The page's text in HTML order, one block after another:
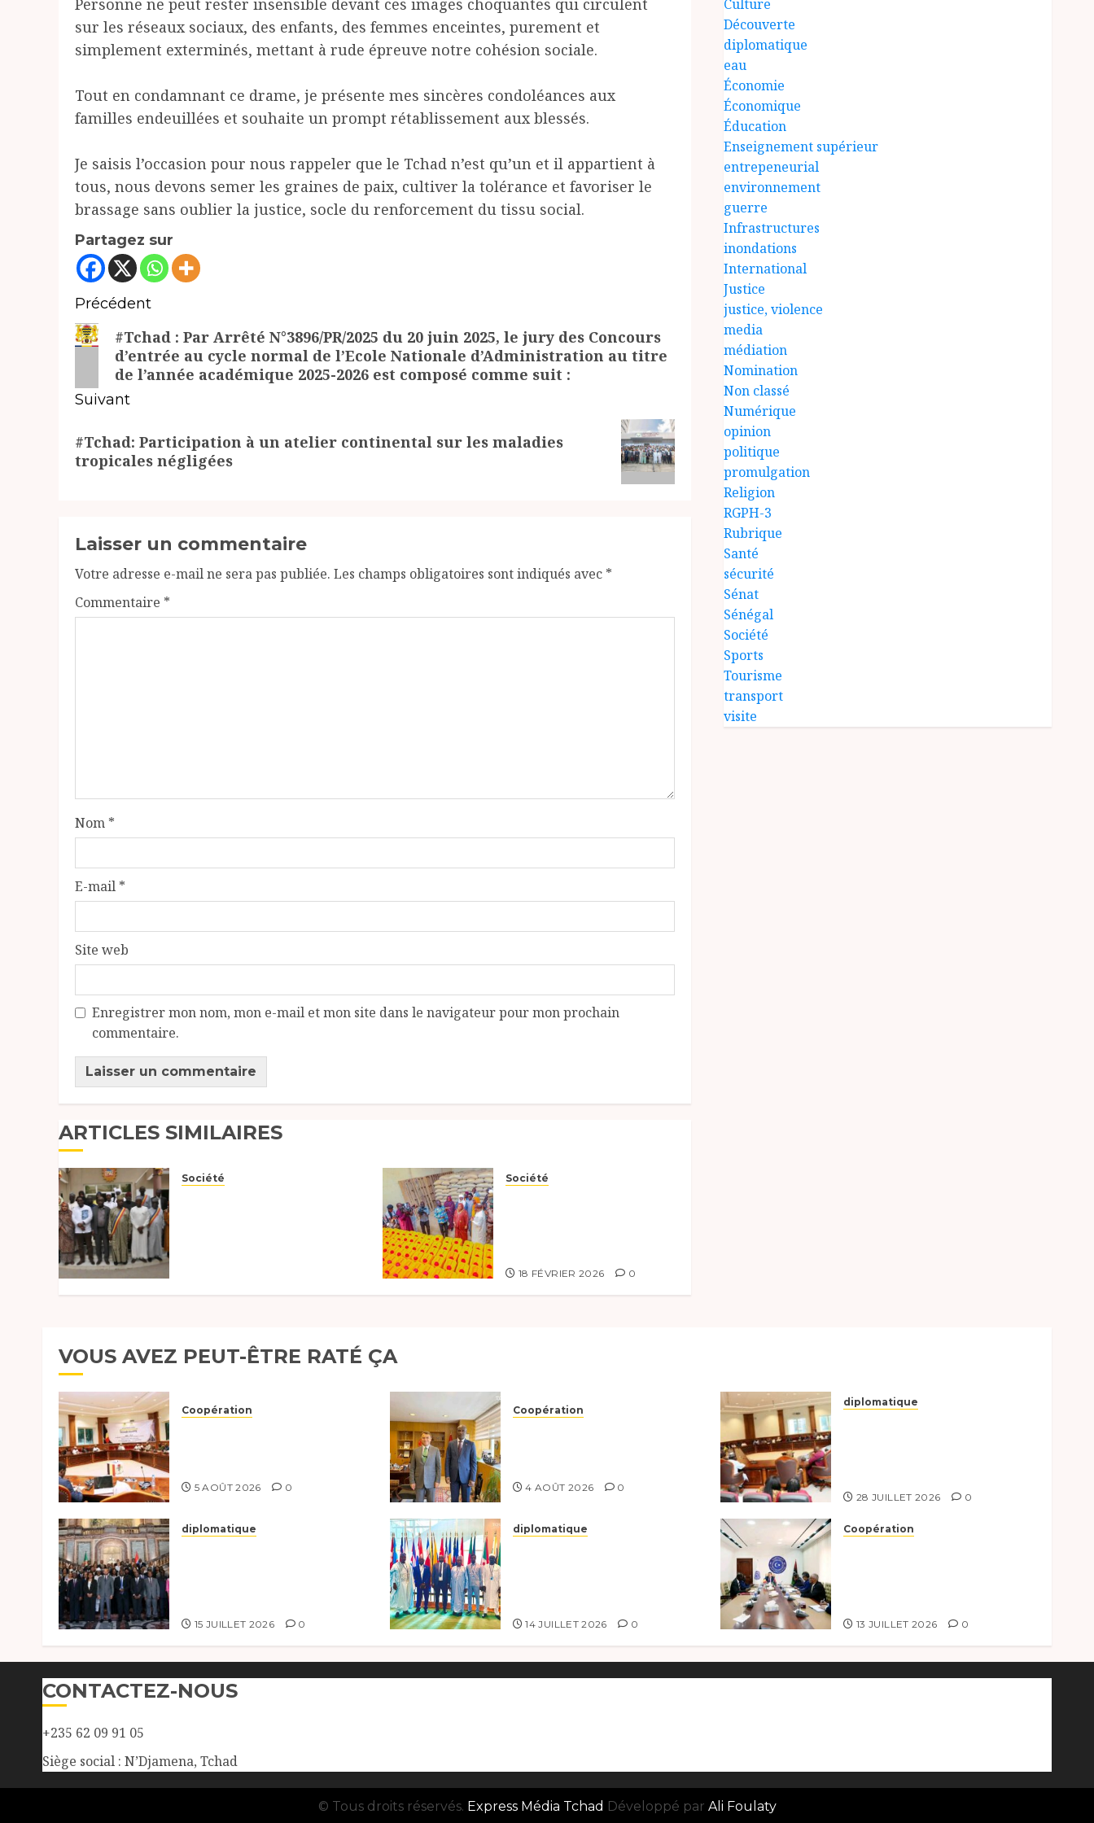
Personne ne peut rester insensible devant ces images choquantes qui circulent
sur les réseaux sociaux, des enfants, des femmes enceintes, purement et
simplement exterminés, mettant à rude épreuve notre cohésion sociale.
Tout en condamnant ce drame, je présente mes sincères condoléances aux
familles endeuillées et souhaite un prompt rétablissement aux blessés.
Je saisis l’occasion pour nous rappeler que le Tchad n’est qu’un et il appartient à
tous, nous devons semer les graines de paix, cultiver la tolérance et favoriser le
brassage sans oublier la justice, socle du renforcement du tissu social.
Partagez sur
Navigation
d’article
Précédent
Article
précédent:
#Tchad : Par Arrêté N°3896/PR/2025 du 20 juin 2025, le jury des Concours
d’entrée au cycle normal de l’Ecole Nationale d’Administration au titre
de l’année académique 2025-2026 est composé comme suit :
Suivant
suivant:
#Tchad: Participation à un atelier continental sur les maladies
tropicales négligées
Laisser un commentaire
Votre adresse e-mail ne sera pas publiée. Les champs obligatoires sont indiqués avec *
Commentaire *
Nom *
E-mail *
Site web
Enregistrer mon nom, mon e-mail et mon site dans le navigateur pour mon prochain
commentaire.
ARTICLES SIMILAIRES
Société Société
18 FÉVRIER 2026 0
Culture
Découverte
diplomatique
eau
Économie
Économique
Éducation
Enseignement supérieur
entrepeneurial
environnement
guerre
Infrastructures
inondations
International
Justice
justice, violence
media
médiation
Nomination
Non classé
Numérique
opinion
politique
promulgation
Religion
RGPH-3
Rubrique
Santé
sécurité
Sénat
Sénégal
Société
Sports
Tourisme
transport
visite
VOUS AVEZ PEUT-ÊTRE RATÉ ÇA
Coopération
5 AOÛT 2026 0
Coopération
4 AOÛT 2026 0
diplomatique
28 JUILLET 2026 0
diplomatique
15 JUILLET 2026 0
diplomatique
14 JUILLET 2026 0
Coopération
13 JUILLET 2026 0
CONTACTEZ-NOUS
+235 62 09 91 05
Siège social : N’Djamena, Tchad
© Tous droits réservés. Express Média Tchad Développé par Ali Foulaty